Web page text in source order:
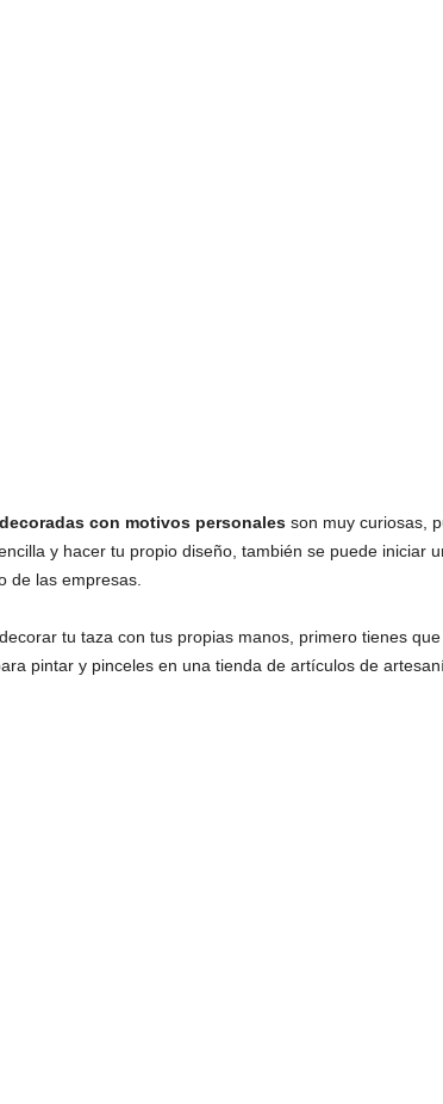
con motivos personalesson muy curiosas,
y hacer tu propio diseño, también se puede iniciar
de las empresas.
tu taza con tus propias manos, primero tienes
pintar y pinceles en una tienda de artículos de